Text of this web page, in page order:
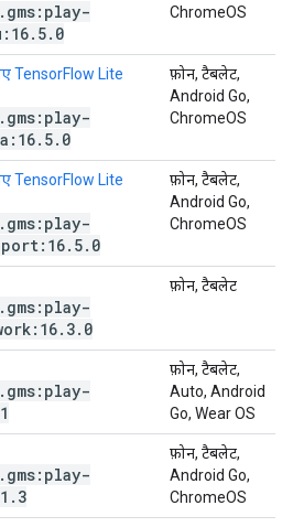
. gms:play-
. 5. 0
ChromeOS
TensorFlow Lite
. gms:play-
. 5. 0
फ़ोन, टैबलेट,
Android Go,
ChromeOS
TensorFlow Lite
. gms:play-
. 5. 0
फ़ोन, टैबलेट,
Android Go,
ChromeOS
. gms:play-
. 3. 0
फ़ोन, टैबलेट
. gms:play-
1
फ़ोन, टैबलेट,
Auto, Android
Go, Wear OS
. gms:play-
1 . 3
फ़ोन, टैबलेट,
Android Go,
ChromeOS